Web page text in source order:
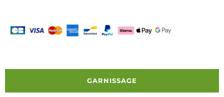
GARNISSAGE